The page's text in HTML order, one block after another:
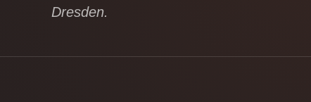
Dresden.